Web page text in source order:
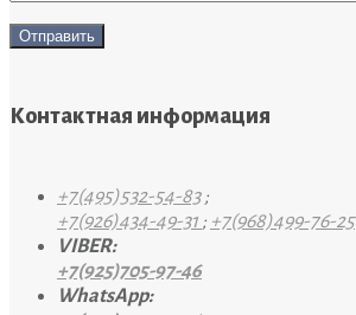
Контактная информация
+7(495)532-54-83 ;
+7(926)434-49-31 ; +7(968)499-76-25
VIBER:
+7(925)705-97-46
WhatsApp: